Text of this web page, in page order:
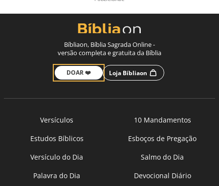
Bíbliaon, Bíblia Sagrada Online -
versão completa e gratuita da Bíblia
DOAR ❤️ Loja Bíbliaon
Versículos
10 Mandamentos
Estudos Bíblicos
Esboços de Pregação
Versículo do Dia
Salmo do Dia
Palavra do Dia
Devocional Diário